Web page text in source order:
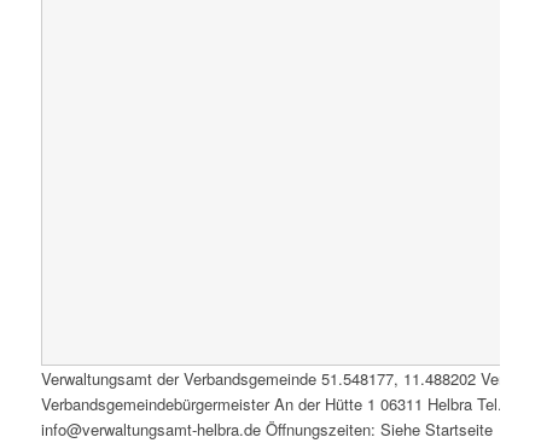
Verwaltungsamt der Verbandsgemeinde 51.548177, 11.488202
Verbandsgemeindebürgermeister An der Hütte 1 06311 Helbra Tel.:
info@verwaltungsamt-helbra.de Öffnungszeiten: Siehe Startseite